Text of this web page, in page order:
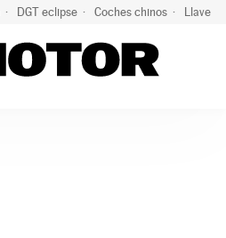
DGT eclipse Coches chinos Llaves